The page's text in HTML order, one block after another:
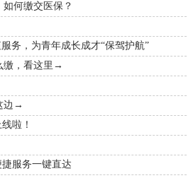
何缴交医保？
务，为青年成长成才“保驾护航”
缴，看这里→
边→
啦！
捷服务一键直达